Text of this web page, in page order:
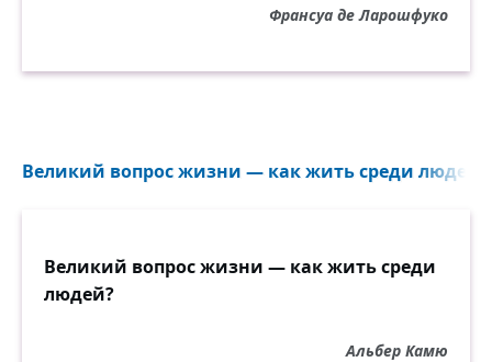
Франсуа де Ларошфуко
Великий вопрос жизни — как жить среди
Великий вопрос жизни — как жить среди
людей?
Альбер Камю